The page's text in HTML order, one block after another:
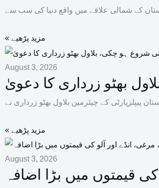
« مزید پڑھیے
August 3, 2026
بھٹو زرداری کا دعویٰ
« مزید پڑھیے
August 3, 2026
قیمتوں میں بڑا اضافہ